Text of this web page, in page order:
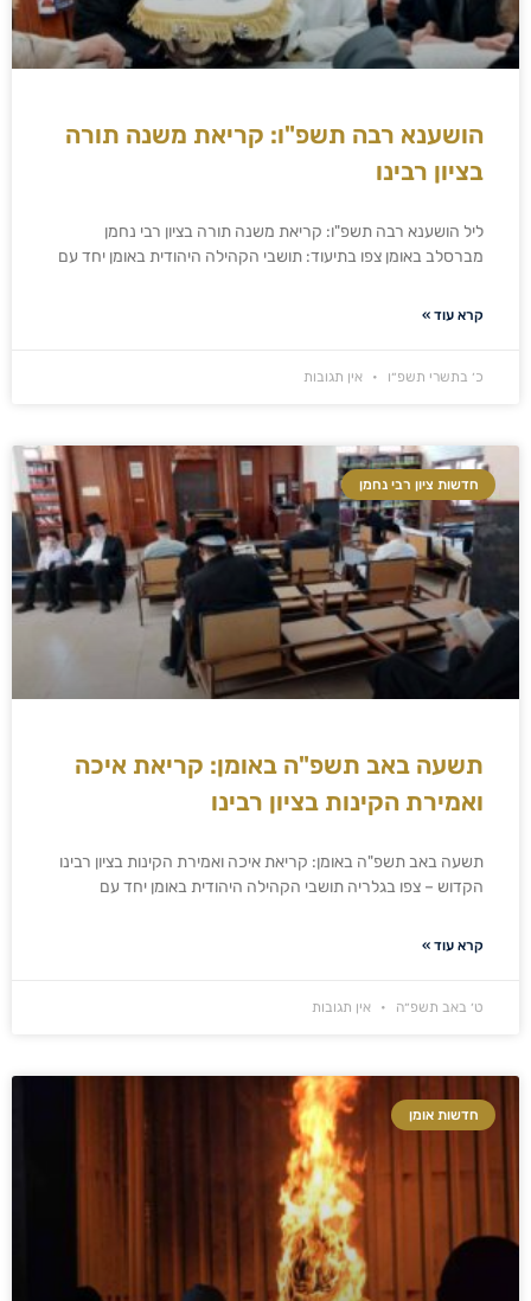
הושענא רבה תשפ"ו: קריאת משנה תורה
בציון רבינו
ליל הושענא רבה תשפ"ו: קריאת משנה תורה בציון רבי נחמן
מברסלב באומן צפו בתיעוד: תושבי הקהילה היהודית באומן יחד עם
קרא עוד »
כ׳ בתשרי תשפ״ו אין תגובות
חדשות ציון רבי נחמן
תשעה באב תשפ"ה באומן: קריאת איכה
ואמירת הקינות בציון רבינו
תשעה באב תשפ"ה באומן: קריאת איכה ואמירת הקינות בציון רבינו
הקדוש – צפו בגלריה תושבי הקהילה היהודית באומן יחד עם
קרא עוד »
ט׳ באב תשפ״ה אין תגובות
חדשות אומן